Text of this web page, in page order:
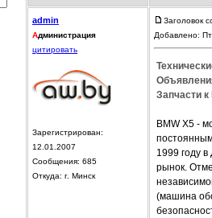
admin
Администрация
цитировать
Зарегистрирован:
12.01.2007
Сообщения: 685
Откуда: г. Минск
Заголовок
Добавлено:
Запчасти к
BMW X5 -
1999 году
рынок.
(машина